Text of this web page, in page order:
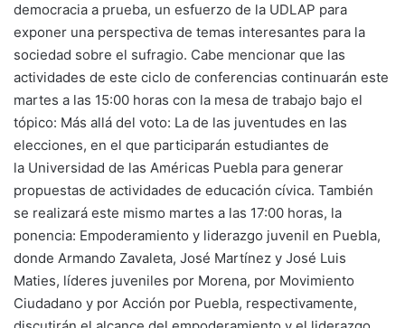
democracia a prueba, un esfuerzo de la UDLAP para
exponer una perspectiva de temas interesantes para la
sociedad sobre el sufragio. Cabe mencionar que las
actividades de este ciclo de conferencias continuarán este
martes a las 15:00 horas con la mesa de trabajo bajo el
tópico: Más allá del voto: La de las juventudes en las
elecciones, en el que participarán estudiantes de
la Universidad de las Américas Puebla para generar
propuestas de actividades de educación cívica. También
se realizará este mismo martes a las 17:00 horas, la
ponencia: Empoderamiento y liderazgo juvenil en Puebla,
donde Armando Zavaleta, José Martínez y José Luis
Maties, líderes juveniles por Morena, por Movimiento
Ciudadano y por Acción por Puebla, respectivamente,